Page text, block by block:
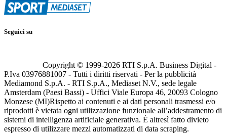
Seguici su
Copyright © 1999-2026 RTI S.p.A. Business Digital -
P.Iva 03976881007 - Tutti i diritti riservati - Per la pubblicità
Mediamond S.p.A. - RTI S.p.A., Mediaset N.V., sede legale
Amsterdam (Paesi Bassi) - Uffici Viale Europa 46, 20093 Cologno
Monzese (MI)Rispetto ai contenuti e ai dati personali trasmessi e/o
riprodotti è vietata ogni utilizzazione funzionale all’addestramento di
sistemi di intelligenza artificiale generativa. È altresì fatto divieto
espresso di utilizzare mezzi automatizzati di data scraping.